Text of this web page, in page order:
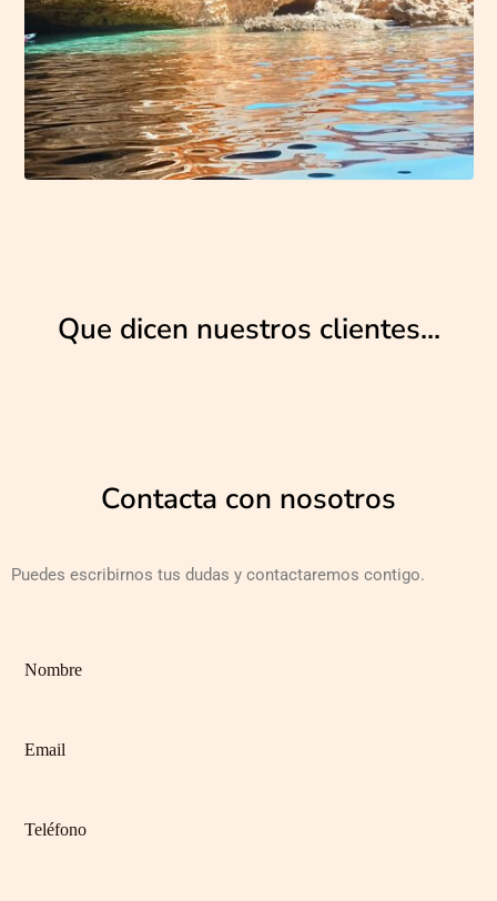
Que dicen nuestros clientes...
Contacta con nosotros
Puedes escribirnos tus dudas y contactaremos contigo.